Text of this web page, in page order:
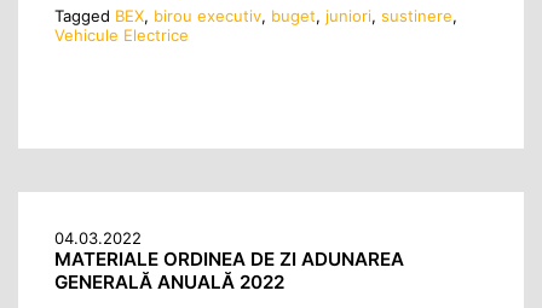
Tagged BEX, birou executiv, buget, juniori, sustinere,
Vehicule Electrice
04.03.2022
MATERIALE ORDINEA DE ZI ADUNAREA
GENERALĂ ANUALĂ 2022